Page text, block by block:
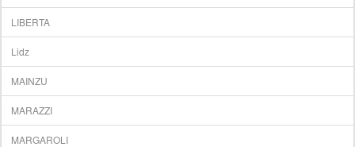
LIBERTA
Lidz
MAINZU
MARAZZI
MARGAROLI